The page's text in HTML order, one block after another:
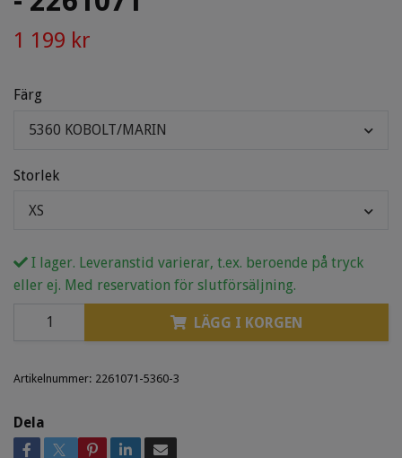
1 199 kr
Färg
5360 KOBOLT/MARIN
Storlek
XS
I lager. Leveranstid varierar, t.ex. beroende på tryck
eller ej. Med reservation för slutförsäljning.
LÄGG I KORGEN
Artikelnummer: 2261071-5360-3
Dela